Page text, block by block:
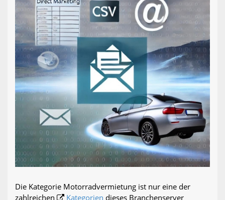
Die Kategorie Motorradvermietung ist nur eine der
zahlreichen
Kategorien dieses Branchenserver